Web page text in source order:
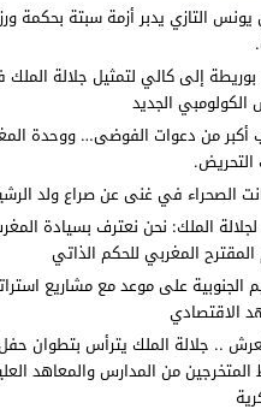
يونس التازي يدبر أزمة سبتة بحكمة
إلى كالي لتمثيل جلالة
الكولومبي الجديد
أكبر من دعوات الفوضى… ووحدة
الصحراء في غنى عن صراع ولد
الملك: نحن نعترف بسيادة
المغربي للحكم الذاتي
الجنوبية على موعد مع مشاريع
الاقتصادي
.. جلالة الملك يترأس بتطوان
المتخرجين من المدارس والمعاهد